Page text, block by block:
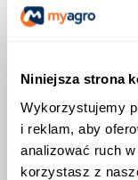
Niniejsza strona
Wykorzystujemy
i reklam, aby
analizować ruch
korzystasz z
Wyprzedany